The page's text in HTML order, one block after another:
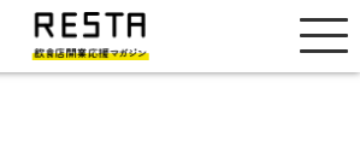
居抜き売却市場